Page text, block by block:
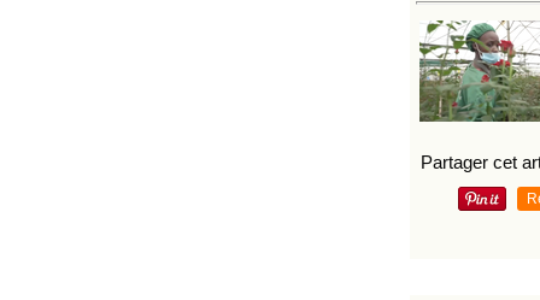
Partager cet